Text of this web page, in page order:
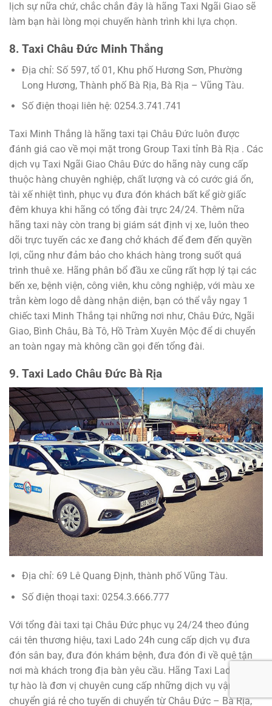
lịch sự nữa chứ, chắc chắn đây là hãng Taxi Ngãi Giao sẽ
làm bạn hài lòng mọi chuyến hành trình khi lựa chọn.
8. Taxi Châu Đức Minh Thắng
Địa chỉ: Số 597, tổ 01, Khu phố Hương Sơn, Phường
Long Hương, Thành phố Bà Rịa, Bà Rịa – Vũng Tàu.
Số điện thoại liên hệ: 0254.3.741.741
Taxi Minh Thắng là hãng taxi tại Châu Đức luôn được
đánh giá cao về mọi mặt trong Group Taxi tỉnh Bà Rịa . Các
dịch vụ Taxi Ngãi Giao Châu Đức do hãng này cung cấp
thuộc hàng chuyên nghiệp, chất lượng và có cước giá ổn,
tài xế nhiệt tình, phục vụ đưa đón khách bất kể giờ giấc
đêm khuya khi hãng có tổng đài trực 24/24. Thêm nữa
hãng taxi này còn trang bị giám sát định vị xe, luôn theo
dõi trực tuyến các xe đang chở khách để đem đến quyền
lợi, cũng như đảm bảo cho khách hàng trong suốt quá
trình thuê xe. Hãng phân bổ đầu xe cũng rất hợp lý tại các
bến xe, bệnh viện, công viên, khu công nghiệp, với màu xe
trằn kèm logo dễ dàng nhận diện, bạn có thể vẫy ngay 1
chiếc taxi Minh Thắng tại những nơi như, Châu Đức, Ngãi
Giao, Bình Châu, Bà Tô, Hồ Tràm Xuyên Mộc để di chuyển
an toàn ngay mà không cần gọi đến tổng đài.
9. Taxi Lado Châu Đức Bà Rịa
Địa chỉ: 69 Lê Quang Định, thành phố Vũng Tàu.
Số điện thoại taxi: 0254.3.666.777
Với tổng đài taxi tại Châu Đức phục vụ 24/24 theo đúng
cái tên thương hiệu, taxi Lado 24h cung cấp dịch vụ đưa
đón sân bay, đưa đón khám bệnh, đưa đón đi về quê tận
nơi mà khách trong địa bàn yêu cầu. Hãng Taxi Lado luôn
tự hào là đơn vị chuyên cung cấp những dịch vụ vận
chuyển giá rẻ cho tuyến di chuyển từ Châu Đức – Bà Rịa,